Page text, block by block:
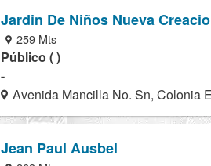
Jardin De Niños Nueva
259 Mts
Público ( )
-
Avenida Mancilla No. Sn, Colonia
Jean Paul Ausbel